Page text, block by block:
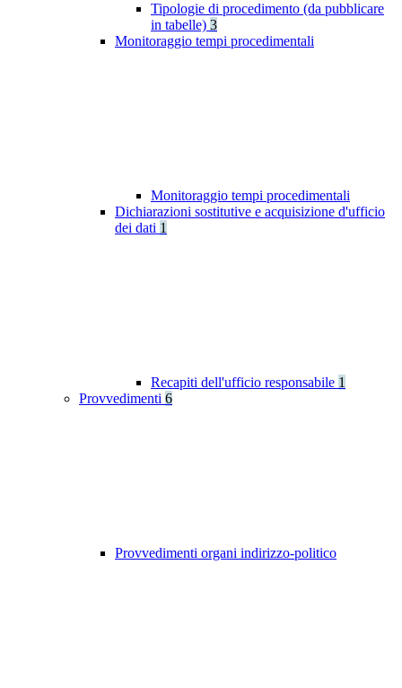
Tipologie di procedimento (da pubblicare
in tabelle) 3
Monitoraggio tempi procedimentali
Monitoraggio tempi procedimentali
Dichiarazioni sostitutive e acquisizione d'ufficio
dei dati 1
Recapiti dell'ufficio responsabile 1
Provvedimenti 6
Provvedimenti organi indirizzo-politico